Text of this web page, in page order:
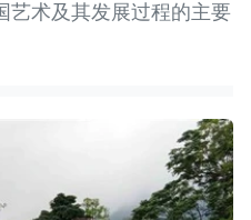
艺术及其发展过程的主要